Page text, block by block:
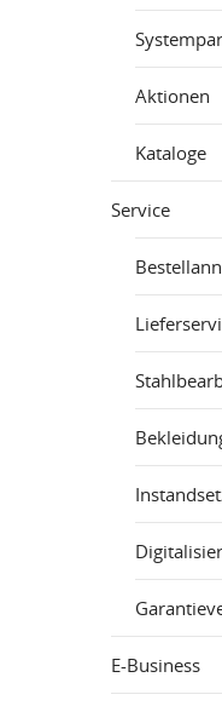
Aktionen
Kataloge
Service
E-Business